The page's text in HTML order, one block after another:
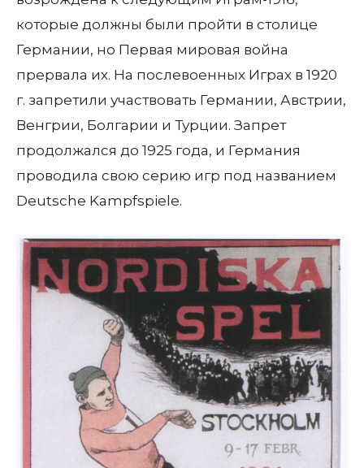
которые должны были пройти в столице
Германии, но Первая мировая война
прервала их. На послевоенных Играх в 1920
г. запретили участвовать Германии, Австрии,
Венгрии, Болгарии и Турции. Запрет
продолжался до 1925 года, и Германия
проводила свою серию игр под названием
Deutsche Kampfspiele.